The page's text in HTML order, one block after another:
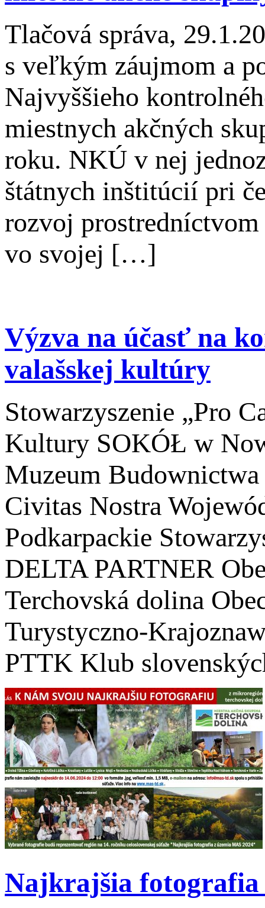
Tlačová správa,
s veľkým záujmom a
Najvyššieho
miestnych akčných
roku. NKÚ v nej
štátnych inštitúcií pri
rozvoj
vo svojej […]
Výzva na účasť na
valašskej kultúry
Stowarzyszenie „Pro
Kultury SOKÓŁ w
Muzeum
Civitas Nostra
Podkarpackie
DELTA PARTNER
Terchovská dolina
Turystyczno-
PTTK Klub
Najkrajšia fotografia